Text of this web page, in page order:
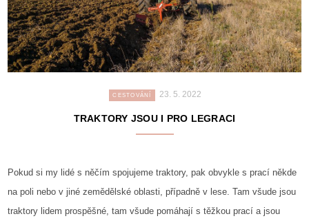
CESTOVÁNÍ 23. 5. 2022
TRAKTORY JSOU I PRO LEGRACI
Pokud si my lidé s něčím spojujeme traktory, pak obvykle s prací někde
na poli nebo v jiné zemědělské oblasti, případně v lese. Tam všude jsou
traktory lidem prospěšné, tam všude pomáhají s těžkou prací a jsou